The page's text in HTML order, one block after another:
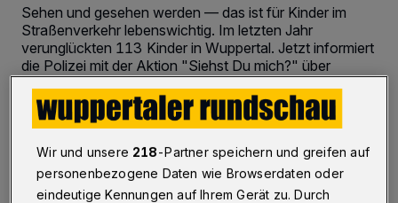
Sehen und gesehen werden — das ist für Kinder im
Straßenverkehr lebenswichtig. Im letzten Jahr
verunglückten 113 Kinder in Wuppertal. Jetzt informiert
die Polizei mit der Aktion "Siehst Du mich?" über
25.10.2014 , 00:00 Uhr 2 Minuten Lesezeit
Wir und unsere 218-Partner speichern und greifen auf
personenbezogene Daten wie Browserdaten oder
eindeutige Kennungen auf Ihrem Gerät zu. Durch